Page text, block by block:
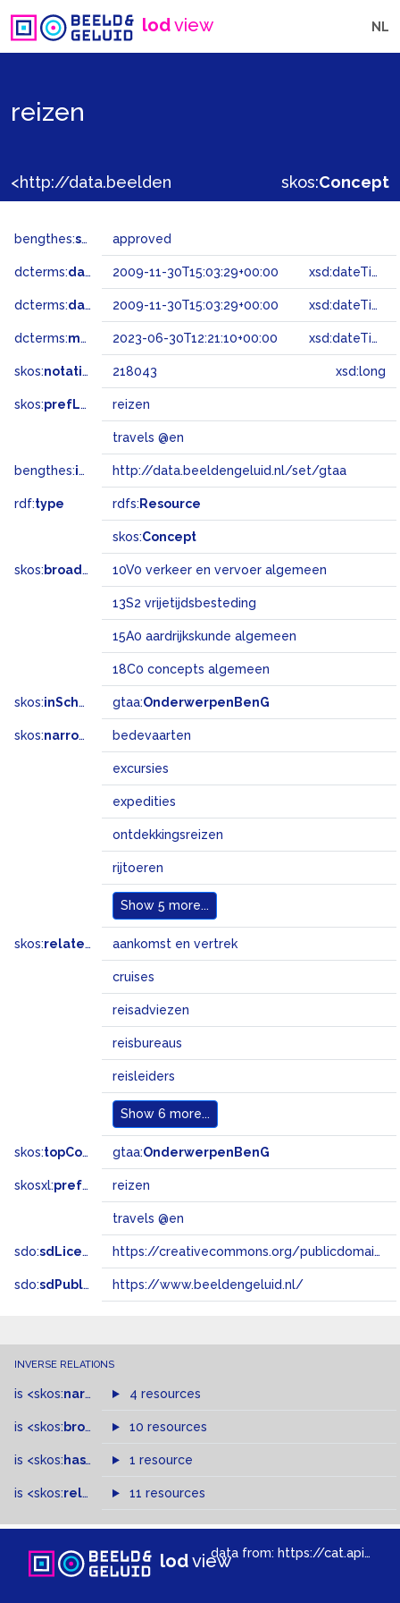
lodview NL
reizen
skos:Concept
bengthes:status approved
dcterms:dateAccepted 2009-11-30T15:03:29+00:00 xsd:dateTime
dcterms:dateSubmitted 2009-11-30T15:03:29+00:00 xsd:dateTime
dcterms:modified 2023-06-30T12:21:10+00:00 xsd:dateTime
skos:notation 218043 xsd:long
skos:prefLabel reizen
travels @en
bengthes:inSet http://data.beeldengeluid.nl/set/gtaa
rdf:type rdfs: Resource
skos:Concept
skos: broadMatch 10V0 verkeer en vervoer algemeen
13S2 vrijetijdsbesteding
15A0 aardrijkskunde algemeen
18C0 concepts algemeen
skos:inScheme gtaa:OnderwerpenBenG
skos:narrower bedevaarten
excursies
expedities
ontdekkingsreizen
rijtoeren
Show 5 more...
skos:related aankomst en vertrek
cruises
reisadviezen
reisbureaus
reisleiders
Show 6 more...
skos:topConceptOf gtaa:OnderwerpenBenG
skosxl:prefLabel reizen
travels @en
sdo:sdLicense https://creativecommons.org/publicdomain/zero/1.0/
sdo:sdPublisher https://www.beeldengeluid.nl/
INVERSE RELATIONS
is <skos:narrowMatch >of
4 resources
is <skos: broader > of
10 resources
is <skos: hasTopConcept >of
1 resource
is <skos:related > of
11 resources
lodviewdata from: https://cat.apis.beeldengeluid.nl/sparql